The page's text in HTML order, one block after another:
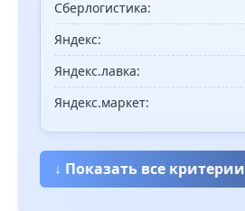
Сберлогистика:
Яндекс:
Яндекс.лавка:
Яндекс.маркет:
↓ Показать все критерии